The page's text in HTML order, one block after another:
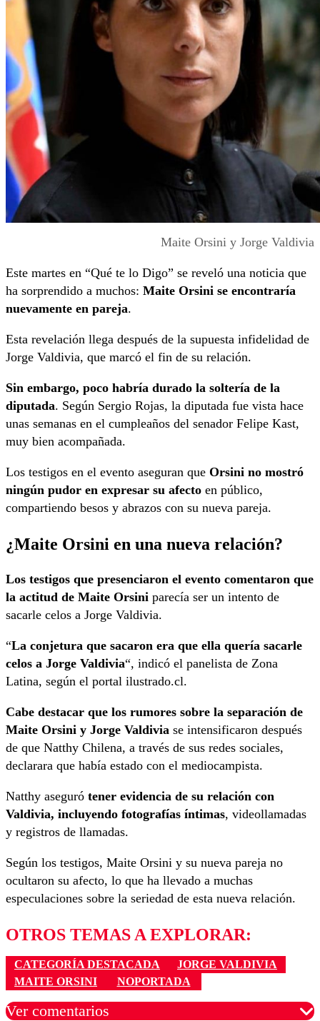
Maite Orsini y Jorge Valdivia
Este martes en “Qué te lo Digo” se reveló una noticia que
ha sorprendido a muchos: Maite Orsini se encontraría
nuevamente en pareja.
Esta revelación llega después de la supuesta infidelidad de
Jorge Valdivia, que marcó el fin de su relación.
Sin embargo, poco habría durado la soltería de la
diputada. Según Sergio Rojas, la diputada fue vista hace
unas semanas en el cumpleaños del senador Felipe Kast,
muy bien acompañada.
Los testigos en el evento aseguran que Orsini no mostró
ningún pudor en expresar su afecto en público,
compartiendo besos y abrazos con su nueva pareja.
¿Maite Orsini en una nueva relación?
Los testigos que presenciaron el evento comentaron que
la actitud de Maite Orsini parecía ser un intento de
sacarle celos a Jorge Valdivia.
“La conjetura que sacaron era que ella quería sacarle
celos a Jorge Valdivia“, indicó el panelista de Zona
Latina, según el portal ilustrado.cl.
Cabe destacar que los rumores sobre la separación de
Maite Orsini y Jorge Valdivia se intensificaron después
de que Natthy Chilena, a través de sus redes sociales,
declarara que había estado con el mediocampista.
Natthy aseguró tener evidencia de su relación con
Valdivia, incluyendo fotografías íntimas, videollamadas
y registros de llamadas.
Según los testigos, Maite Orsini y su nueva pareja no
ocultaron su afecto, lo que ha llevado a muchas
especulaciones sobre la seriedad de esta nueva relación.
OTROS TEMAS A EXPLORAR:
CATEGORÍA DESTACADA
JORGE VALDIVIA
MAITE ORSINI
NOPORTADA
Ver comentarios